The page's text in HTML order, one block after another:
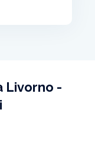
Livorno -